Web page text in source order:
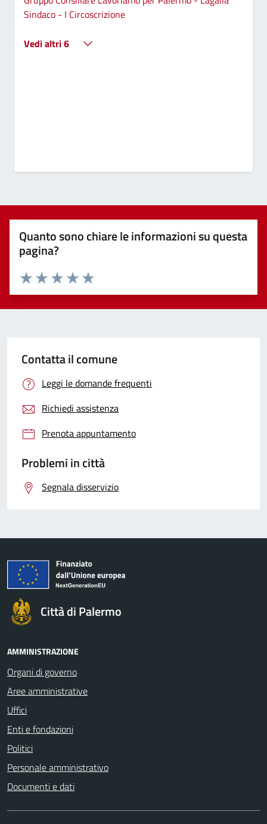
Sindaco - I Circoscrizione
Vedi altri 6
Quanto sono chiare le informazioni su questa
pagina?
Valuta 5 stelle su 5
Valuta 4 stelle su 5
Valuta 3 stelle su 5
Valuta 2 stelle su 5
Valuta 1 stelle su 5
Contatta il comune
Leggi le domande frequenti
Richiedi assistenza
Prenota appuntamento
Problemi in città
Segnala disservizio
Città di Palermo
AMMINISTRAZIONE
Organi di governo
Aree amministrative
Uffici
Enti e fondazioni
Politici
Personale amministrativo
Documenti e dati